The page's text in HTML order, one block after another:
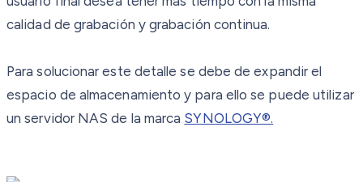
calidad de grabación y grabación continua.
Para solucionar este detalle se debe de expandir el
espacio de almacenamiento y para ello se puede utilizar
un servidor NAS de la marca SYNOLOGY®.